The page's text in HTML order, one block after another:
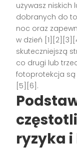
używasz niskich
dobranych do
noc oraz
w dzień
skuteczniejszą
co drugi lub
fotoprotekcja są
[5][6].
ryzyka i